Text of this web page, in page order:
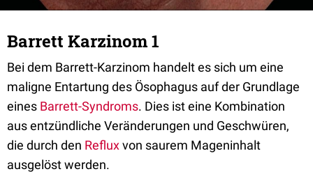
Barrett Karzinom 1
Bei dem Barrett-Karzinom handelt es sich um eine
maligne Entartung des Ösophagus auf der Grundlage
eines Barrett-Syndroms. Dies ist eine Kombination
aus entzündliche Veränderungen und Geschwüren,
die durch den Refluxvon saurem Mageninhalt
ausgelöst werden.